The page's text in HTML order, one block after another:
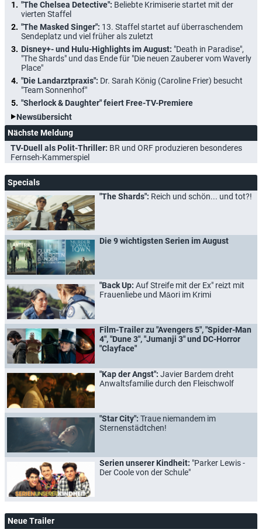
"The Chelsea Detective": Beliebte Krimiserie startet mit der
vierten Staffel
"The Masked Singer": 13. Staffel startet auf überraschendem
Sendeplatz und viel früher als zuletzt
Disney+- und Hulu-Highlights im August: "Death in Paradise",
"The Shards" und das Ende für "Die neuen Zauberer vom Waverly
Place"
"Die Landarztpraxis": Dr. Sarah König (Caroline Frier) besucht
"Team Sonnenhof"
"Sherlock & Daughter" feiert Free-TV-Premiere
Newsübersicht
Nächste Meldung
TV-Duell als Polit-Thriller: BR und ORF produzieren besonderes
Fernseh-Kammerspiel
Specials
"The Shards": Reich und schön... und tot?!
Die 9 wichtigsten Serien im August
"Back Up: Auf Streife mit der Ex" reizt mit
Frauenliebe und Māori im Krimi
Film-Trailer zu "Avengers 5", "Spider-Man
4", "Dune 3", "Jumanji 3" und DC-Horror
"Clayface"
"Kap der Angst": Javier Bardem dreht
Anwaltsfamilie durch den Fleischwolf
"Star City": Traue niemandem im
Sternenstädtchen!
Serien unserer Kindheit: "Parker Lewis -
Der Coole von der Schule"
Neue Trailer